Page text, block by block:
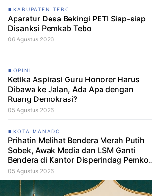
KABUPATEN TEBO
Aparatur Desa Bekingi PETI Siap-siap
Disanksi Pemkab Tebo
06 Agustus 2026
OPINI
Ketika Aspirasi Guru Honorer Harus
Dibawa ke Jalan, Ada Apa dengan
Ruang Demokrasi?
05 Agustus 2026
KOTA MANADO
Prihatin Melihat Bendera Merah Putih
Sobek, Awak Media dan LSM Ganti
Bendera di Kantor Disperindag Pemkot
Manado
05 Agustus 2026